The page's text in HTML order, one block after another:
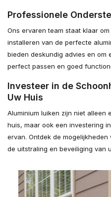
Professionele
Ons ervaren team staat klaar
installeren van de perfecte
bieden deskundig advies en om
perfect passen en goed
Investeer in de
Uw Huis
Aluminium luiken zijn niet alleen
huis, maar ook een investering
ervan. Ontdek de
de uitstraling en beveiliging van